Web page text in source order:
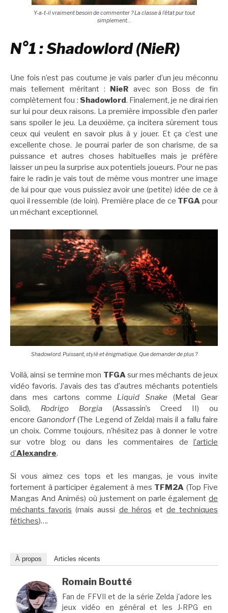
Y-a-t-il vraiment besoin de commenter ? La classe à l’état pur tout
simplement…
N°1 : Shadowlord (NieR)
Une fois n’est pas coutume je vais parler d’un jeu méconnu
mais tellement méritant : NieR avec son Boss de fin
complètement fou : Shadowlord. Finalement, je ne dirai rien
sur lui pour deux raisons. La première impossible d’en parler
sans spoiler le jeu. La deuxième, ça incitera sûrement tous
ceux qui veulent en savoir plus à y jouer. Et ça c’est une
excellente chose. Je pourrai parler de son charisme, de sa
puissance et autres choses habituelles mais je préfère
laisser un peu la surprise aux potentiels joueurs. Pour ne pas
faire le radin je vais tout de même vous montrer une image
de lui pour que vous puissiez avoir une (petite) idée de ce à
quoi il ressemble (de loin). Première place de ce TFGA pour
un méchant exceptionnel.
Shadowlord. Puissant, stylé et énigmatique. Que demander de plus ?
Voilà, ainsi se termine mon TFGAsur mes méchants de jeux
vidéo favoris. J’avais des tas d’autres méchants potentiels
dans mes cartons comme Liquid Snake(Metal Gear
Solid), Rodrigo Borgia (Assassin’s Creed II) ou
encore Ganondorf(The Legend of Zelda) mais il a fallu faire
un choix. Comme toujours, n’hésitez pas à donner le votre
sur votre blog ou dans les commentaires de l’article
d’Alexandre.
Si vous aimez ces tops et les mangas, je vous invite
fortement à participer également à mes TFM2A (Top Five
Mangas And Animés) où justement on parle également de
méchants favoris (mais aussi de héros et de techniques
fétiches)….
À propos Articles récents
Romain Boutté
Fan de FFVII et de la série Zelda j'adore les
jeux vidéo en général et les J-RPG en